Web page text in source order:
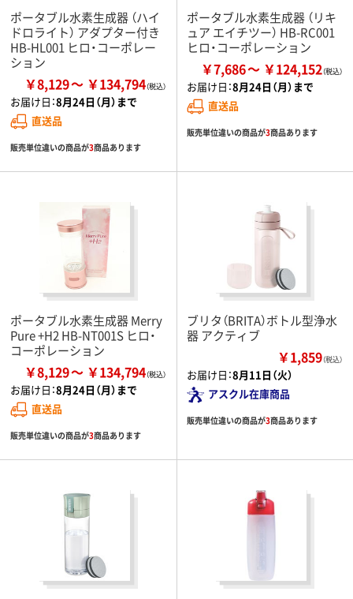
ポータブル水素生成器 （ハイ
ドロライト） アダプター付き
HB-HL001 ヒロ・コーポレー
ション
￥8,129 ￥134,794
お届け日：8月24日（月）まで
直送品
販売単位違いの商品が3商品あります
ポータブル水素生成器 （リキ
ュア エイチツー） HB-RC001
ヒロ・コーポレーション
￥7,686 ￥124,152
お届け日：8月24日（月）まで
直送品
販売単位違いの商品が3商品あります
ポータブル水素生成器 Merry
Pure +H2 HB-NT001S ヒロ・
コーポレーション
￥8,129 ￥134,794
お届け日：8月24日（月）まで
直送品
販売単位違いの商品が3商品あります
ブリタ（BRITA）ボトル型浄水
器 アクティブ
￥1,859（税込）
お届け日：8月11日（火）
アスクル在庫商品
販売単位違いの商品が3商品あります